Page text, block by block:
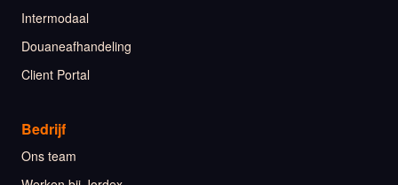
Intermodaal
Douaneafhandeling
Client Portal
Bedrijf
Ons team